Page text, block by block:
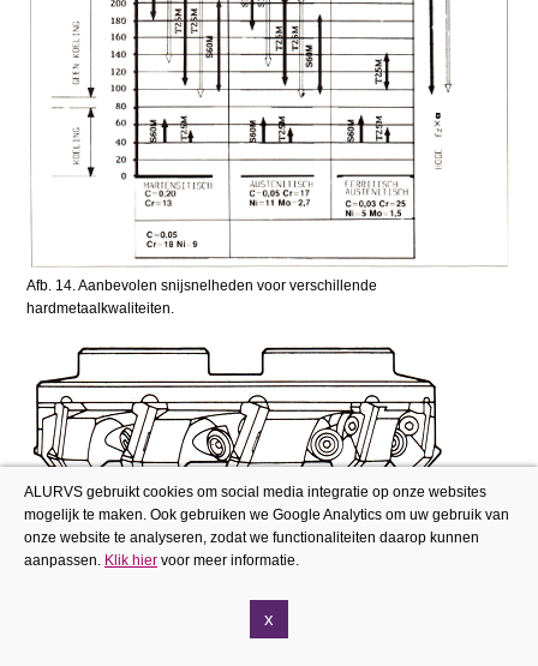
Afb. 14. Aanbevolen snijsnelheden voor verschillende
hardmetaalkwaliteiten.
Afb.15. Vlakfrees 220.13-220.13C.
Afb.16. Hoekfrees 217.69 en 220.69.
ALURVS gebruikt cookies om social media integratie op onze websites
mogelijk te maken. Ook gebruiken we Google Analytics om uw gebruik van
onze website te analyseren, zodat we functionaliteiten daarop kunnen
aanpassen. Klik hier voor meer informatie.
x